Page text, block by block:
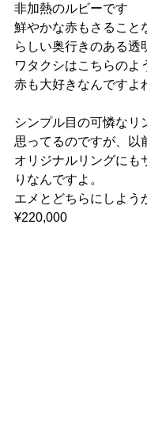
非加熱のルビーです
鮮やかな赤もさること
らしい奥行きのある透
ワタクシはこちらのよ
赤も大好きなんですよ
シンプル目の可憐なリ
思ってるのですが、以
オリジナルリングにも
りなんですよ。
エメとどちらにしよう
¥220,000